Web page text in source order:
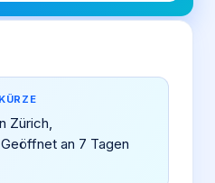
Zürich,
an 7 Tagen